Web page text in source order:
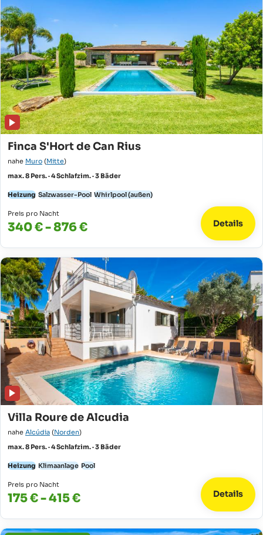
Finca S'Hort de Can Rius
nahe Muro (Mitte)
max. 8 Pers. · 4 Schlafzim. · 3 Bäder
Heizung Salzwasser-Pool Whirlpool (außen)
Preis pro Nacht
340 € - 876 € Details
Villa Roure de Alcudia
nahe Alcúdia (Norden)
max. 8 Pers. · 4 Schlafzim. · 3 Bäder
Heizung Klimaanlage Pool
Preis pro Nacht
175 € - 415 € Details